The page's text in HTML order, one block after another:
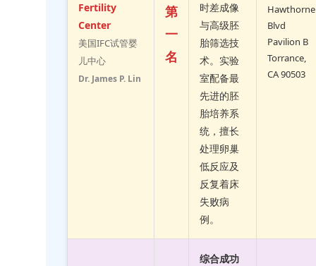
Fertility
Center
美国IFC试管婴
儿中心
Dr. James P. Lin
第
一
名
时差成像
与高级胚
胎筛选技
术。实验
室配备最
先进的胚
胎培养系
统，擅长
处理卵巢
低反应及
反复着床
失败病
例。
Hawthorne
Blvd
Pavilion B
Torrance,
CA 90503
综合成功